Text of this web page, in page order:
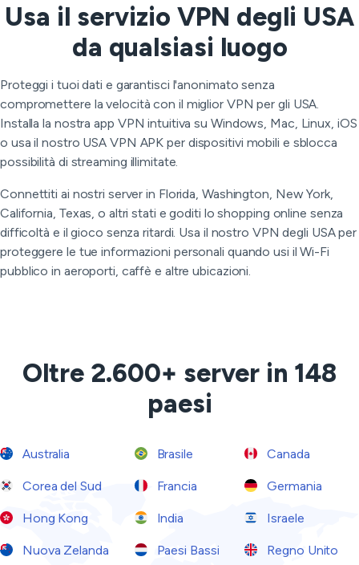
Usa il servizio VPN degli USA
da qualsiasi luogo
Proteggi i tuoi dati e garantisci l'anonimato senza
compromettere la velocità con il miglior VPN per gli USA.
Installa la nostra app VPN intuitiva su Windows, Mac, Linux, iOS
o usa il nostro USA VPN APK per dispositivi mobili e sblocca
possibilità di streaming illimitate.
Connettiti ai nostri server in Florida, Washington, New York,
California, Texas, o altri stati e goditi lo shopping online senza
difficoltà e il gioco senza ritardi. Usa il nostro VPN degli USA per
proteggere le tue informazioni personali quando usi il Wi-Fi
pubblico in aeroporti, caffè e altre ubicazioni.
Oltre 2.600+ server in 148
paesi
Australia Brasile Canada
Corea del Sud Francia Germania
Hong Kong India Israele
Nuova Zelanda Paesi Bassi Regno Unito